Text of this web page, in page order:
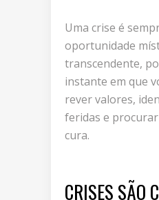
Uma crise é
oportunidade
transcendente,
instante em que
rever valores,
feridas e
cura.
CRISES SÃO